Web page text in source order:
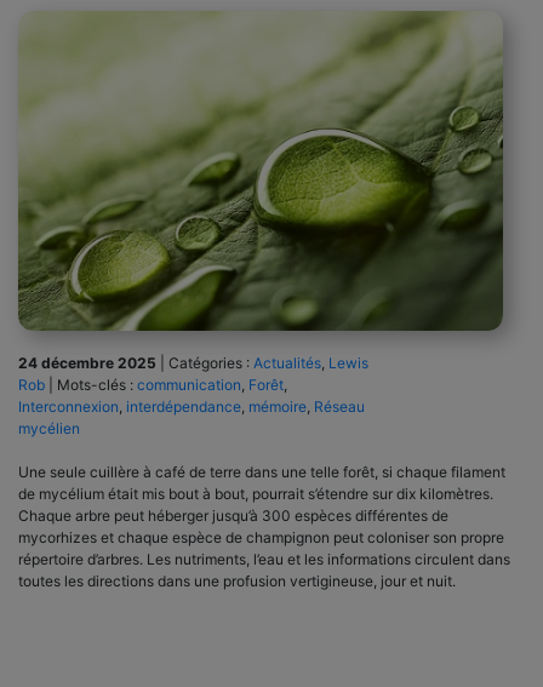
24 décembre 2025 Catégories : Actualités, Lewis
Rob
Mots-clés : communication, Forêt,
Interconnexion, interdépendance, mémoire, Réseau
mycélien
Une seule cuillère à café de terre dans une telle forêt, si chaque filament
de mycélium était mis bout à bout, pourrait s’étendre sur dix kilomètres.
Chaque arbre peut héberger jusqu’à 300 espèces différentes de
mycorhizes et chaque espèce de champignon peut coloniser son propre
répertoire d’arbres. Les nutriments, l’eau et les informations circulent dans
toutes les directions dans une profusion vertigineuse, jour et nuit.